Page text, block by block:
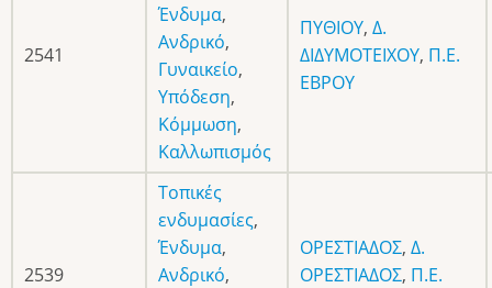
2541
Ένδυμα,
Ανδρικό,
Γυναικείο,
Υπόδεση,
Κόμμωση,
Καλλωπισμός
ΠΥΘΙΟΥ, Δ.
ΔΙΔΥΜΟΤΕΙΧΟΥ, Π.Ε.
ΕΒΡΟΥ
2539
Τοπικές
ενδυμασίες,
Ένδυμα,
Ανδρικό,
ΟΡΕΣΤΙΑΔΟΣ, Δ.
ΟΡΕΣΤΙΑΔΟΣ, Π.Ε.